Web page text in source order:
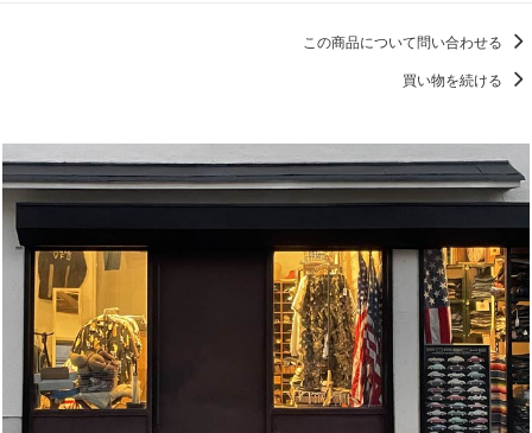
この商品について問い合わせる
買い物を続ける